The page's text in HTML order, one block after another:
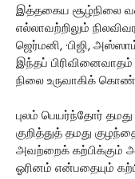
இத்தகைய சூழ்நிலை
எல்லாவற்றிலும்
ஜெர்மனி, ·பிஜி,
இந்தப்
நிலை உருவாகிக்
புலம் பெயர்ந்தோர்
குறித்துத் தமது
அவற்றைக் கற்பிக்கும்
ஓரினம் என்பதையும்